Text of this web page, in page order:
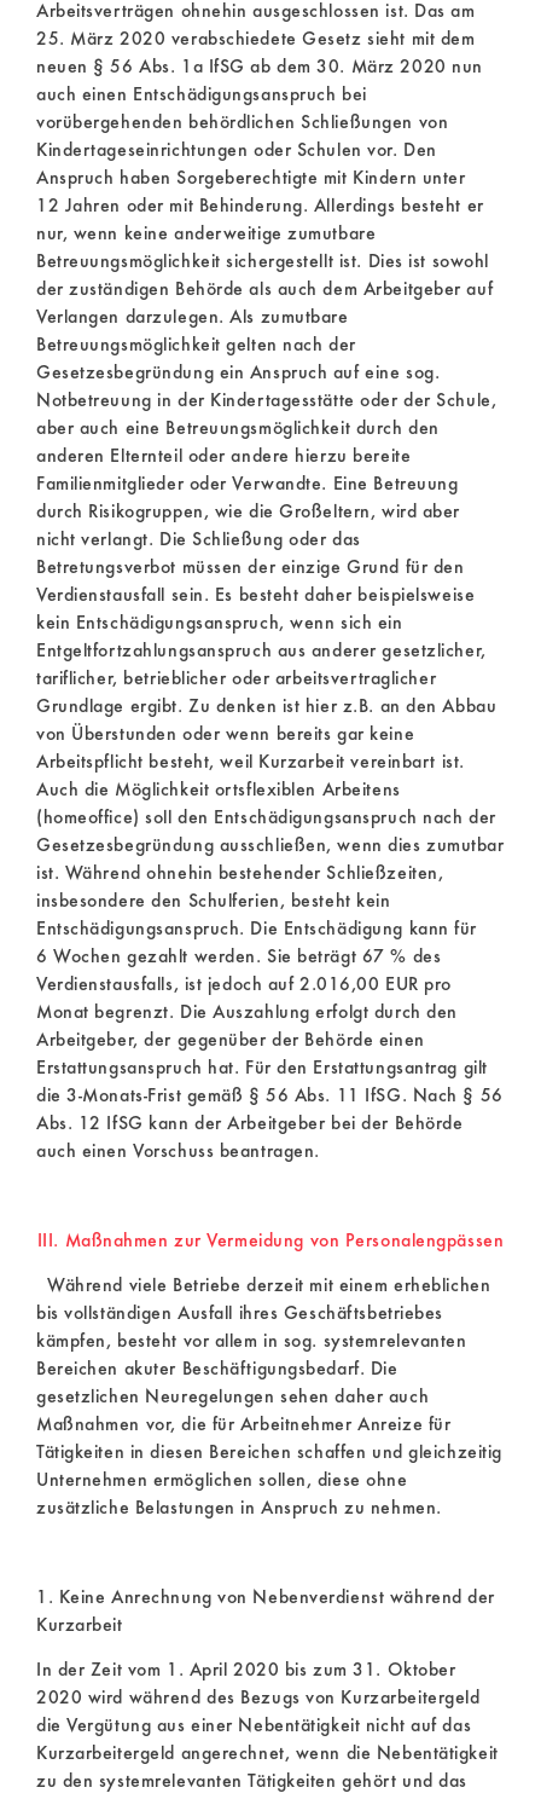
Arbeitsverträgen ohnehin ausgeschlossen ist. Das am
25. März 2020 verabschiedete Gesetz sieht mit dem
neuen § 56 Abs. 1a IfSG ab dem 30. März 2020 nun
auch einen Entschädigungsanspruch bei
vorübergehenden behördlichen Schließungen von
Kindertageseinrichtungen oder Schulen vor. Den
Anspruch haben Sorgeberechtigte mit Kindern unter
12 Jahren oder mit Behinderung. Allerdings besteht er
nur, wenn keine anderweitige zumutbare
Betreuungsmöglichkeit sichergestellt ist. Dies ist sowohl
der zuständigen Behörde als auch dem Arbeitgeber auf
Verlangen darzulegen. Als zumutbare
Betreuungsmöglichkeit gelten nach der
Gesetzesbegründung ein Anspruch auf eine sog.
Notbetreuung in der Kindertagesstätte oder der Schule,
aber auch eine Betreuungsmöglichkeit durch den
anderen Elternteil oder andere hierzu bereite
Familienmitglieder oder Verwandte. Eine Betreuung
durch Risikogruppen, wie die Großeltern, wird aber
nicht verlangt. Die Schließung oder das
Betretungsverbot müssen der einzige Grund für den
Verdienstausfall sein. Es besteht daher beispielsweise
kein Entschädigungsanspruch, wenn sich ein
Entgeltfortzahlungsanspruch aus anderer gesetzlicher,
tariflicher, betrieblicher oder arbeitsvertraglicher
Grundlage ergibt. Zu denken ist hier z.B. an den Abbau
von Überstunden oder wenn bereits gar keine
Arbeitspflicht besteht, weil Kurzarbeit vereinbart ist.
Auch die Möglichkeit ortsflexiblen Arbeitens
(homeoffice) soll den Entschädigungsanspruch nach der
Gesetzesbegründung ausschließen, wenn dies zumutbar
ist. Während ohnehin bestehender Schließzeiten,
insbesondere den Schulferien, besteht kein
Entschädigungsanspruch. Die Entschädigung kann für
6 Wochen gezahlt werden. Sie beträgt 67 % des
Verdienstausfalls, ist jedoch auf 2.016,00 EUR pro
Monat begrenzt. Die Auszahlung erfolgt durch den
Arbeitgeber, der gegenüber der Behörde einen
Erstattungsanspruch hat. Für den Erstattungsantrag gilt
die 3-Monats-Frist gemäß § 56 Abs. 11 IfSG. Nach § 56
Abs. 12 IfSG kann der Arbeitgeber bei der Behörde
auch einen Vorschuss beantragen.
III. Maßnahmen zur Vermeidung von Personalengpässen
Während viele Betriebe derzeit mit einem erheblichen
bis vollständigen Ausfall ihres Geschäftsbetriebes
kämpfen, besteht vor allem in sog. systemrelevanten
Bereichen akuter Beschäftigungsbedarf. Die
gesetzlichen Neuregelungen sehen daher auch
Maßnahmen vor, die für Arbeitnehmer Anreize für
Tätigkeiten in diesen Bereichen schaffen und gleichzeitig
Unternehmen ermöglichen sollen, diese ohne
zusätzliche Belastungen in Anspruch zu nehmen.
1. Keine Anrechnung von Nebenverdienst während der
Kurzarbeit
In der Zeit vom 1. April 2020 bis zum 31. Oktober
2020 wird während des Bezugs von Kurzarbeitergeld
die Vergütung aus einer Nebentätigkeit nicht auf das
Kurzarbeitergeld angerechnet, wenn die Nebentätigkeit
zu den systemrelevanten Tätigkeiten gehört und das